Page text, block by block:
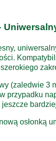
(zaledwie 3
przypadku
jeszcze
osłonką